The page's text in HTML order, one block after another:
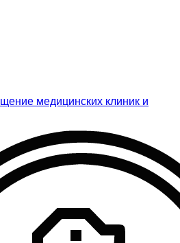
медицинских клиник и